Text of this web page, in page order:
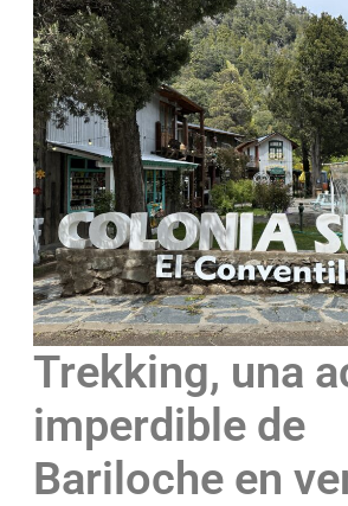
Trekking, una
imperdible de
Bariloche en